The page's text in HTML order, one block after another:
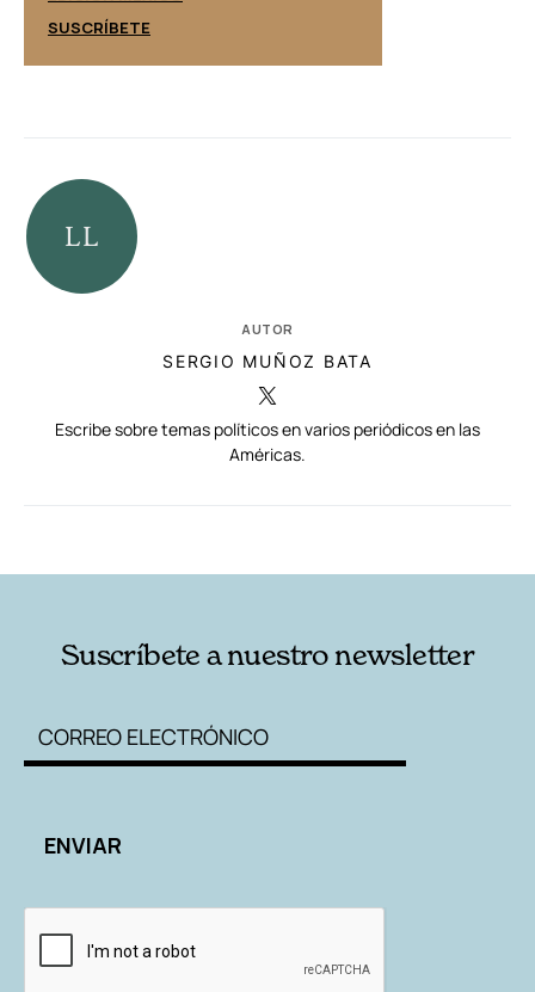
SUSCRÍBETE
AUTOR
SERGIO MUÑOZ BATA
Escribe sobre temas políticos en varios periódicos en las
Américas.
Suscríbete a nuestro newsletter